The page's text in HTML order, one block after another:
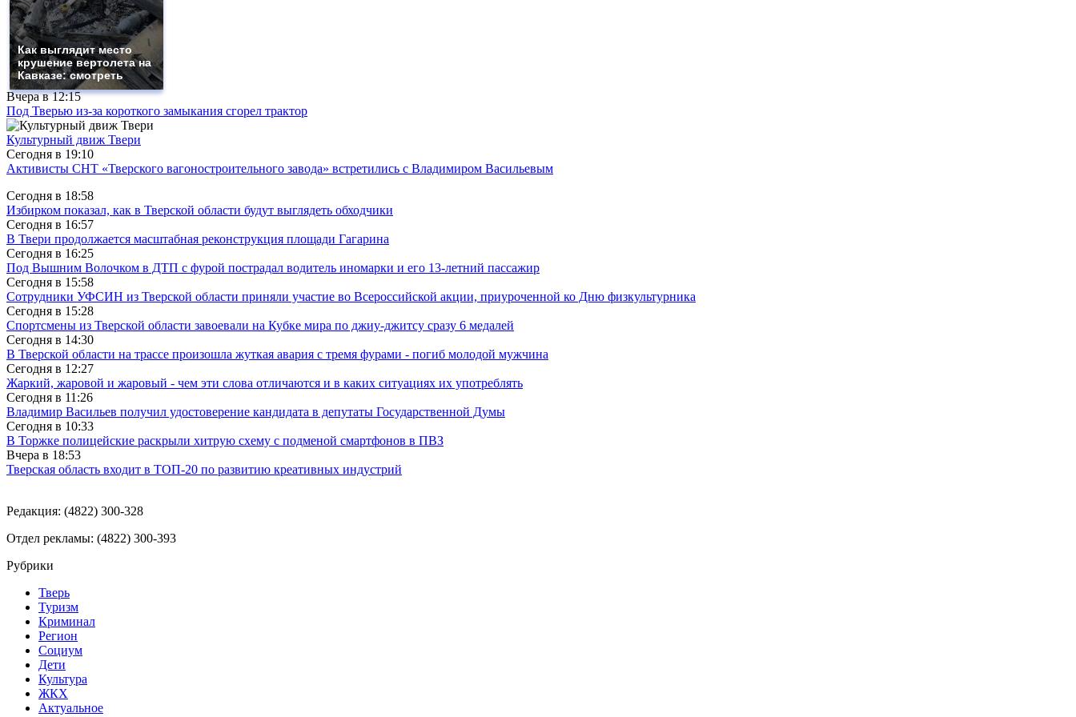
Как выглядит место
крушение вертолета на
Кавказе: смотреть
Вчера в12:15
Под Тверью из-за короткого замыкания сгорел трактор
Культурный движ Твери
Сегодня в 19:10
Активисты СНТ «Тверского вагоностроительного завода» встретились с Владимиром Васильевым
Сегодня в 18:58
Избирком показал, как в Тверской области будут выглядеть обходчики
Сегодня в 16:57
В Твери продолжается масштабная реконструкция площади Гагарина
Сегодня в 16:25
Под Вышним Волочком в ДТП с фурой пострадал водитель иномарки и его 13-летний пассажир
Сегодня в 15:58
Сотрудники УФСИН из Тверской области приняли участие во Всероссийской акции, приуроченной ко Дню физкультурника
Сегодня в 15:28
Спортсмены из Тверской области завоевали на Кубке мира по джиу-джитсу сразу 6 медалей
Сегодня в 14:30
В Тверской области на трассе произошла жуткая авария с тремя фурами - погиб молодой мужчина
Сегодня в 12:27
Жаркий, жаровой и жаровый - чем эти слова отличаются и в каких ситуациях их употреблять
Сегодня в 11:26
Владимир Васильев получил удостоверение кандидата в депутаты Государственной Думы
Сегодня в 10:33
В Торжке полицейские раскрыли хитрую схему с подменой смартфонов в ПВЗ
Вчера в 18:53
Тверская область входит в ТОП-20 по развитию креативных индустрий
Редакция: (4822) 300-328
Отдел рекламы: (4822) 300-393
Рубрики
Тверь
Туризм
Криминал
Регион
Социум
Дети
Культура
ЖКХ
Актуальное